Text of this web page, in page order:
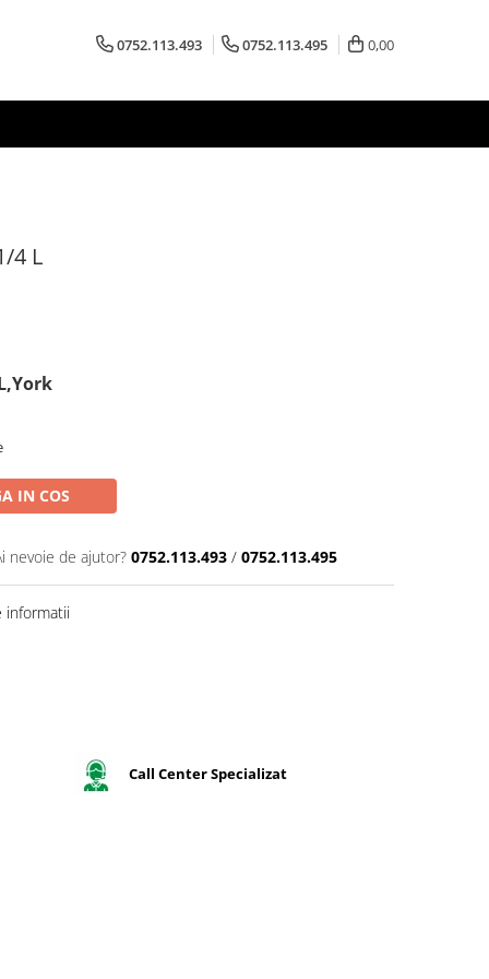
0752.113.493 0752.113.495 0,00
4 L
IN COS
nevoie de ajutor? 0752.113.493 / 0752.113.495
informatii
Call Center Specializat